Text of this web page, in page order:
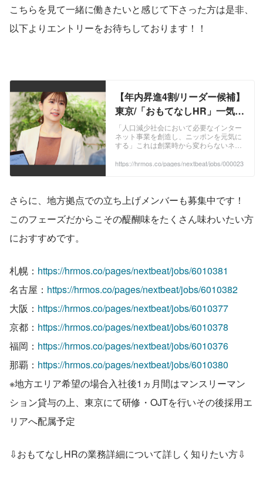
こちらを見て一緒に働きたいと感じて下さった方は是非、
以下よりエントリーをお待ちしております！！
【年内昇進4割/リーダー候補】
東京/「おもてなしHR」一気通
貫型（CA/RA両面担当）アド
バイザー/ 正社員 | 株式会社ネ
クストビート
「人口減少社会において必要なインター
ネット事業を創造し、ニッポンを元気に
する」これは創業時から変わらないネク
化、過疎化など、日本の課題を前に、取
https://hrmos.co/pages/nextbeat/jobs/000023
さらに、地方拠点での立ち上げメンバーも募集中です！
このフェーズだからこその醍醐味をたくさん味わいたい方
におすすめです。
札幌： https://hrmos.co/pages/nextbeat/jobs/6010381
名古屋： https://hrmos.co/pages/nextbeat/jobs/6010382
大阪： https://hrmos.co/pages/nextbeat/jobs/6010377
京都： https://hrmos.co/pages/nextbeat/jobs/6010378
福岡： https://hrmos.co/pages/nextbeat/jobs/6010376
那覇： https://hrmos.co/pages/nextbeat/jobs/6010380
※地方エリア希望の場合入社後1ヵ月間はマンスリーマン
ション貸与の上、東京にて研修・OJTを行いその後採用エ
リアへ配属予定
⇩おもてなしHRの業務詳細について詳しく知りたい方⇩